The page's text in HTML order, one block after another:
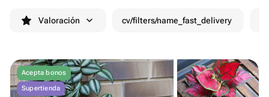
Valoración cv/filters/name_fast_delivery
Acepta bonos
Supertienda